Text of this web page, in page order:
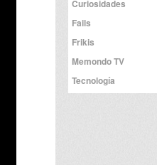
Curiosidades
Fails
Frikis
Memondo TV
Tecnología